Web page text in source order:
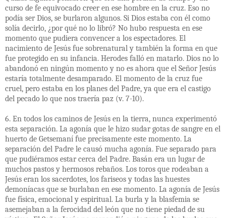
curso de fe equivocado creer en ese hombre en la cruz. Eso no
podía ser Dios, se burlaron algunos. Si Dios estaba con él como
solía decirlo, ¿por qué no lo libró? No hubo respuesta en ese
momento que pudiera convencer a los espectadores. El
nacimiento de Jesús fue sobrenatural y también la forma en que
fue protegido en su infancia. Herodes falló en matarlo. Dios no lo
abandonó en ningún momento y no es ahora que el Señor Jesús
estaría totalmente desamparado. El momento de la cruz fue
cruel, pero estaba en los planes del Padre, ya que era el castigo
del pecado lo que nos traería paz (v. 7-10).
6. En todos los caminos de Jesús en la tierra, nunca experimentó
esta separación. La agonía que le hizo sudar gotas de sangre en el
huerto de Getsemaní fue precisamente este momento. La
separación del Padre le causó mucha agonía. Fue separado para
que pudiéramos estar cerca del Padre. Basán era un lugar de
muchos pastos y hermosos rebaños. Los toros que rodeaban a
Jesús eran los sacerdotes, los fariseos y todas las huestes
demoníacas que se burlaban en ese momento. La agonía de Jesús
fue física, emocional y espiritual. La burla y la blasfemia se
asemejaban a la ferocidad del león que no tiene piedad de su